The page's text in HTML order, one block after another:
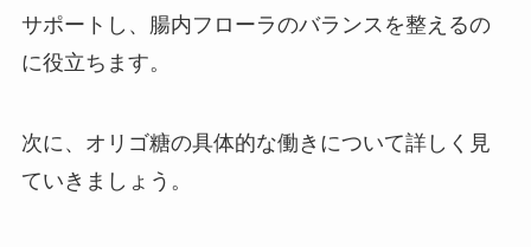
サポートし、腸内フローラのバランスを整えるの
に役立ちます。
次に、オリゴ糖の具体的な働きについて詳しく見
ていきましょう。